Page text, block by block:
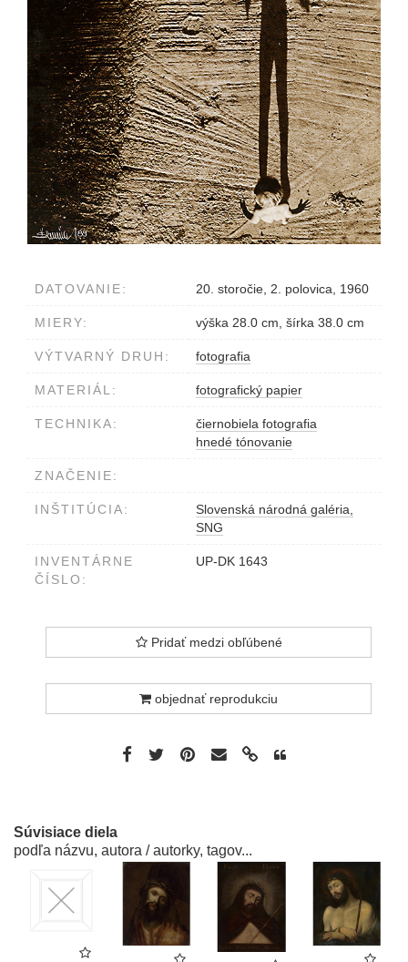
DATOVANIE: 20. storočie, 2. polovica, 1960
MIERY: výška 28.0 cm, šírka 38.0 cm
VÝTVARNÝ DRUH: fotografia
MATERIÁL: fotografický papier
TECHNIKA:
čiernobiela fotografia
hnedé tónovanie
ZNAČENIE:
INŠTITÚCIA:
Slovenská národná galéria,
SNG
INVENTÁRNE
ČÍSLO:
UP-DK 1643
Pridať medzi obľúbené
objednať reprodukciu
Súvisiace diela
podľa názvu, autora / autorky, tagov...